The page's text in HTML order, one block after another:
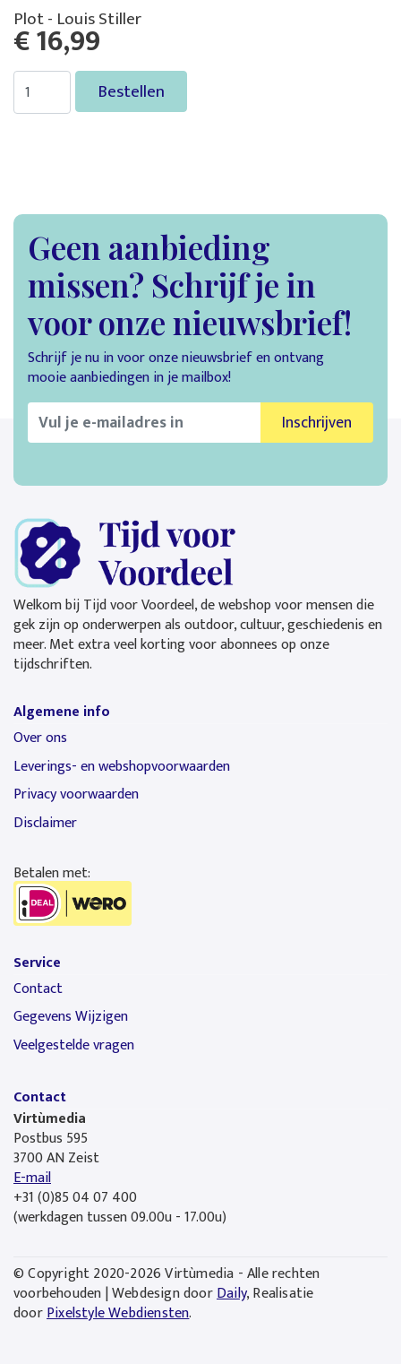
Plot - Louis Stiller
€ 16,99
Bestellen
Geen aanbieding
missen? Schrijf je in
voor onze nieuwsbrief!
Schrijf je nu in voor onze nieuwsbrief en ontvang
mooie aanbiedingen in je mailbox!
Inschrijven
Welkom bij Tijd voor Voordeel, de webshop voor mensen die
gek zijn op onderwerpen als outdoor, cultuur, geschiedenis en
meer. Met extra veel korting voor abonnees op onze
tijdschriften.
Algemene info
Over ons
Leverings- en webshopvoorwaarden
Privacy voorwaarden
Disclaimer
Betalen met:
Service
Contact
Gegevens Wijzigen
Veelgestelde vragen
Contact
Virtùmedia
Postbus 595
3700 AN Zeist
E-mail
+31 (0)85 04 07 400
(werkdagen tussen 09.00u - 17.00u)
© Copyright 2020-2026 Virtùmedia - Alle rechten
voorbehouden | Webdesign doorDaily, Realisatie
doorPixelstyle Webdiensten.